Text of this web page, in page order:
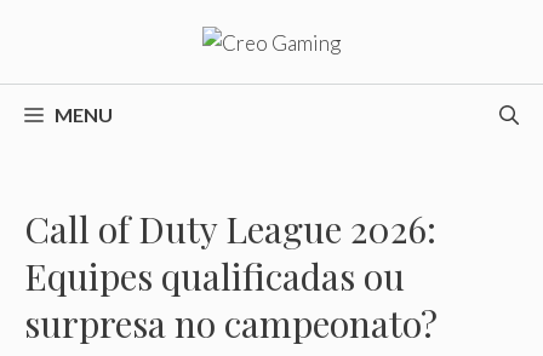
o
conteúdoMENU
Call of Duty League 2026:
Equipes qualificadas ou
surpresa no campeonato?